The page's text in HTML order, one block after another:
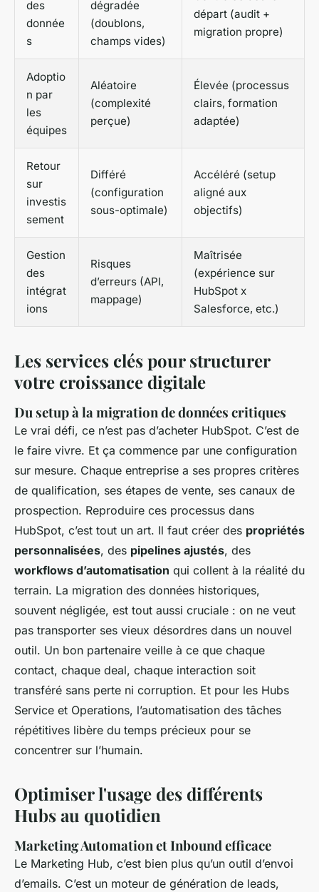
des
donnée
s
dégradée
(doublons,
champs vides)
départ (audit +
migration propre)
Adoptio
n par
les
équipes
Aléatoire
(complexité
perçue)
Élevée (processus
clairs, formation
adaptée)
Retour
sur
investis
sement
Différé
(configuration
sous-optimale)
Accéléré (setup
aligné aux
objectifs)
Gestion
des
intégrat
ions
Risques
d’erreurs (API,
mappage)
Maîtrisée
(expérience sur
HubSpot x
Salesforce, etc.)
Les services clés pour structurer
votre croissance digitale
Du setup à la migration de données critiques
Le vrai défi, ce n’est pas d’acheter HubSpot. C’est de
le faire vivre. Et ça commence par une configuration
sur mesure. Chaque entreprise a ses propres critères
de qualification, ses étapes de vente, ses canaux de
prospection. Reproduire ces processus dans
HubSpot, c’est tout un art. Il faut créer des propriétés
personnalisées, des pipelines ajustés, des
workflows d’automatisation qui collent à la réalité du
terrain. La migration des données historiques,
souvent négligée, est tout aussi cruciale : on ne veut
pas transporter ses vieux désordres dans un nouvel
outil. Un bon partenaire veille à ce que chaque
contact, chaque deal, chaque interaction soit
transféré sans perte ni corruption. Et pour les Hubs
Service et Operations, l’automatisation des tâches
répétitives libère du temps précieux pour se
concentrer sur l’humain.
Optimiser l'usage des différents
Hubs au quotidien
Marketing Automation et Inbound efficace
Le Marketing Hub, c’est bien plus qu’un outil d’envoi
d’emails. C’est un moteur de génération de leads,